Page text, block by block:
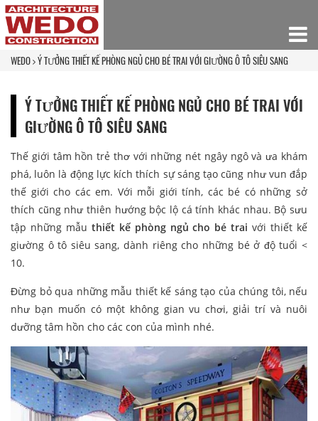
WEDO Ý TƯỞNG THIẾT KẾ PHÒNG NGỦ CHO BÉ TRAI VỚI GIƯỜNG Ô TÔ SIÊU SANG
Ý TƯỞNG THIẾT KẾ PHÒNG NGỦ CHO BÉ TRAI VỚI
GIƯỜNG Ô TÔ SIÊU SANG
Thế giới tâm hồn trẻ thơ với những nét ngây ngô và ưa khám
phá, luôn là động lực kích thích sự sáng tạo cũng như vun đắp
thế giới cho các em. Với mỗi giới tính, các bé có những sở
thích cũng như thiên hướng bộc lộ cá tính khác nhau. Bộ sưu
tập những mẫu thiết kế phòng ngủ cho bé trai với thiết kế
giường ô tô siêu sang, dành riêng cho những bé ở độ tuổi <
10.
Đừng bỏ qua những mẫu thiết kế sáng tạo của chúng tôi, nếu
như bạn muốn có một không gian vu chơi, giải trí và nuôi
dưỡng tâm hồn cho các con của mình nhé.